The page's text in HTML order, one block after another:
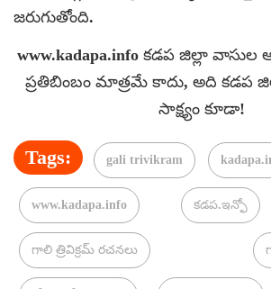
జరుగుతోంది.
www.kadapa.info కడప జిల్లా వాసుల
ప్రతిబింబం మాత్రమే కాదు, అది కడప
సాక్ష్యం కూడా!
Tags: gali trivikram
www.kadapa.info కడప.ఇన్ఫో
గాలి త్రివిక్రమ్ రచనలు